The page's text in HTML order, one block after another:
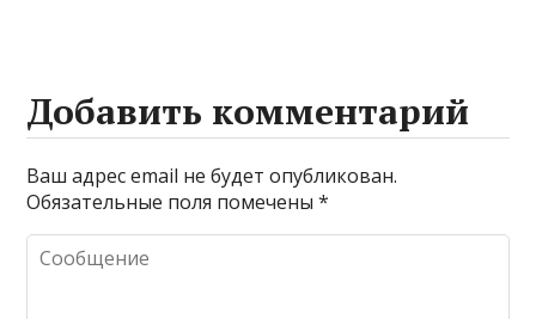
Добавить комментарий
Ваш адрес email не будет опубликован.
Обязательные поля помечены*